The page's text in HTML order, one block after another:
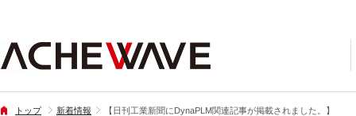
トップ 新着情報 【日刊工業新聞にDynaPLM関連記事が掲載されました。】